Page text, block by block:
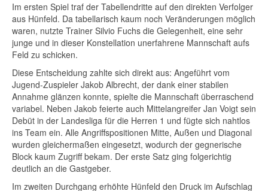
Im ersten Spiel traf der Tabellendritte auf den direkten Verfolger
aus Hünfeld. Da tabellarisch kaum noch Veränderungen möglich
waren, nutzte Trainer Silvio Fuchs die Gelegenheit, eine sehr
junge und in dieser Konstellation unerfahrene Mannschaft aufs
Feld zu schicken.
Diese Entscheidung zahlte sich direkt aus: Angeführt vom
Jugend-Zuspieler Jakob Albrecht, der dank einer stabilen
Annahme glänzen konnte, spielte die Mannschaft überraschend
variabel. Neben Jakob feierte auch Mittelangreifer Jan Voigt sein
Debüt in der Landesliga für die Herren 1 und fügte sich nahtlos
ins Team ein. Alle Angriffspositionen Mitte, Außen und Diagonal
wurden gleichermaßen eingesetzt, wodurch der gegnerische
Block kaum Zugriff bekam. Der erste Satz ging folgerichtig
deutlich an die Gastgeber.
Im zweiten Durchgang erhöhte Hünfeld den Druck im Aufschlag